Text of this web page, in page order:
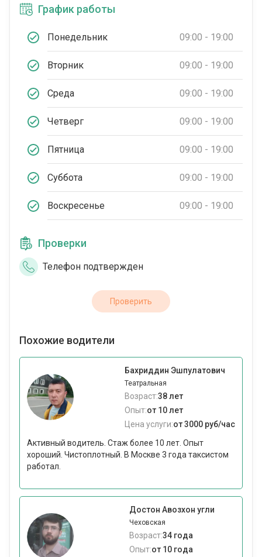
График работы
Понедельник 09:00 - 19:00
Вторник 09:00 - 19:00
Среда 09:00 - 19:00
Четверг 09:00 - 19:00
Пятница 09:00 - 19:00
Суббота 09:00 - 19:00
Воскресенье 09:00 - 19:00
Проверки
Телефон подтвержден
Проверить
Похожие водители
Бахриддин Эшпулатович
Театральная
Возраст:38 лет
Опыт:от 10 лет
Цена услуги:от 3000 руб/час
Активный водитель. Стаж более 10 лет. Опыт
хороший. Чистоплотный. В Москве 3 года таксистом
работал.
Достон Авозхон угли
Чеховская
Возраст:34 года
Опыт:от 10 года